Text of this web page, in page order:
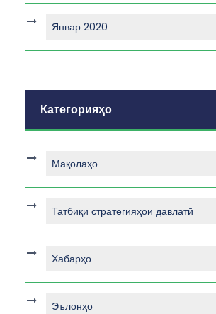
Январ 2020
Категорияҳо
Мақолаҳо
Татбиқи стратегияҳои давлатӣ
Хабарҳо
Эълонҳо